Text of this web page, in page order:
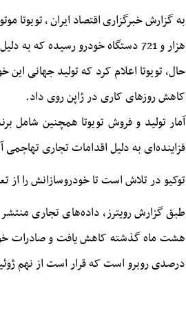
به گزارش خبرگزاریاقتصاد ایران،
هزار و 721 دستگاه خودرو رسیده که به دلیل تقاضای قوی در آمریکای شمالی، چین و ژاپن بوده است. فروش این شرکت ژاپنی در آمریکا، حدود 11 درصد افزایش یافته است.
کاهش روزهای کاری در ژاپن روی داد.
آمار تولید و فروش تویوتا همچنین
فزاینده‌ای به دلیل اقدامات تجاری تهاجمی
توکیو در تلاش است تا خودروسازانش را از تعرفه‌های 25 درصدی آمریکا بر واردات خودرو که ضربه سنگینی به بخش تولید این کشور
طبق گزارش رویترز، داده‌های تجاری
درصدی روبرو است که قرار است از نهم